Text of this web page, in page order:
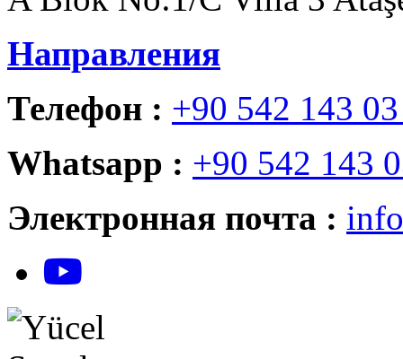
Направления
Телефон : +90 542 143
Whatsapp : +90 542 143
Электронная почта :
YouTube